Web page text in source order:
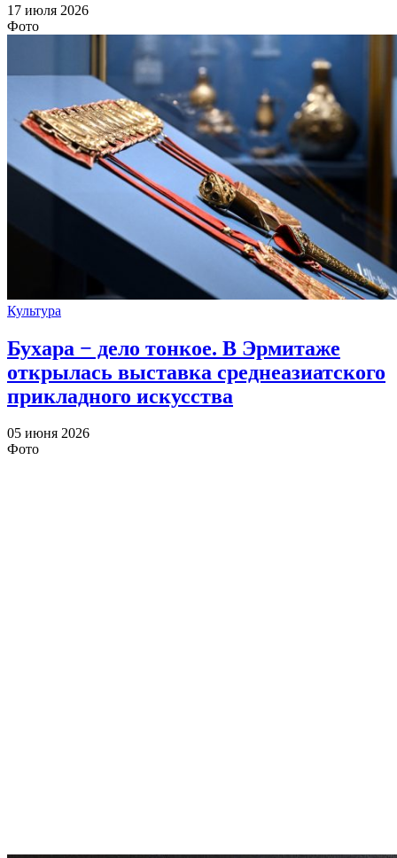
17 июля 2026
Фото
Культура
Бухара − дело тонкое. В Эрмитаже
открылась выставка среднеазиатского
прикладного искусства
05 июня 2026
Фото